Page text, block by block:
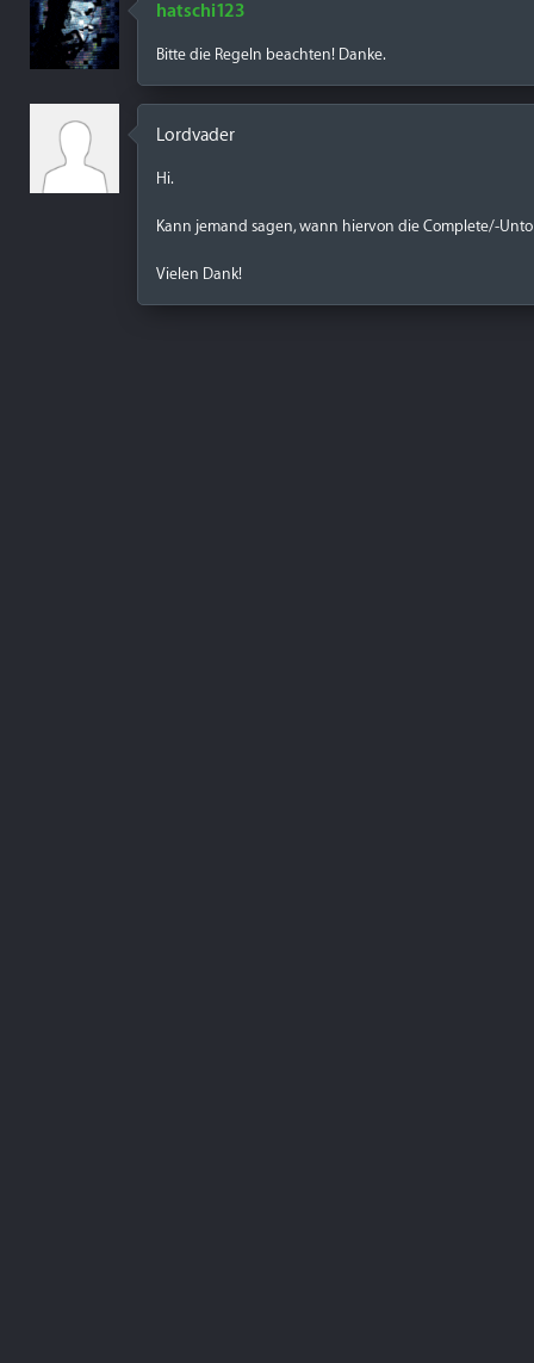
hatschi123
Bitte die Regeln beachten! Danke.
Lordvader
Hi.
Kann jemand sagen, wann hiervon die Complete/-
Vielen Dank!